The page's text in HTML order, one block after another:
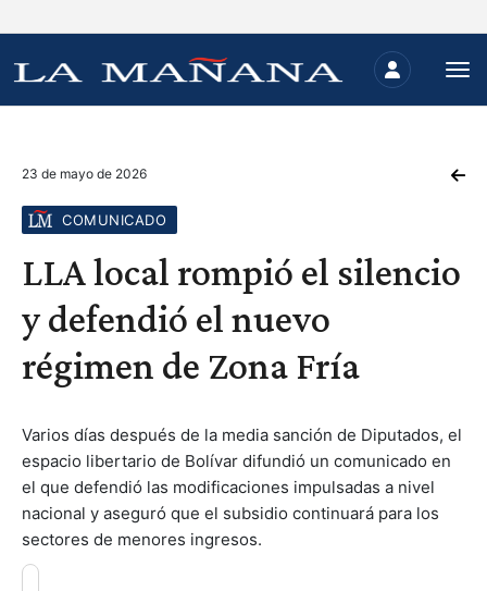
23 de mayo de 2026
COMUNICADO
LLA local rompió el silencio
y defendió el nuevo
régimen de Zona Fría
Varios días después de la media sanción de Diputados, el
espacio libertario de Bolívar difundió un comunicado en
el que defendió las modificaciones impulsadas a nivel
nacional y aseguró que el subsidio continuará para los
sectores de menores ingresos.